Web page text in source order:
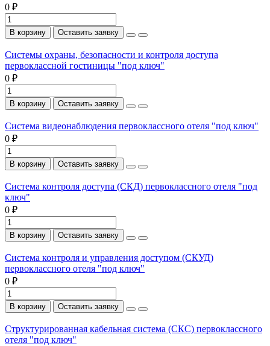
0 ₽
В корзину Оставить заявку
Системы охраны, безопасности и контроля доступа
первоклассной гостиницы "под ключ"
0 ₽
В корзину Оставить заявку
Система видеонаблюдения первоклассного отеля "под ключ"
0 ₽
В корзину Оставить заявку
Система контроля доступа (СКД) первоклассного отеля "под
ключ"
0 ₽
В корзину Оставить заявку
Система контроля и управления доступом (СКУД)
первоклассного отеля "под ключ"
0 ₽
В корзину Оставить заявку
Структурированная кабельная система (СКС) первоклассного
отеля "под ключ"